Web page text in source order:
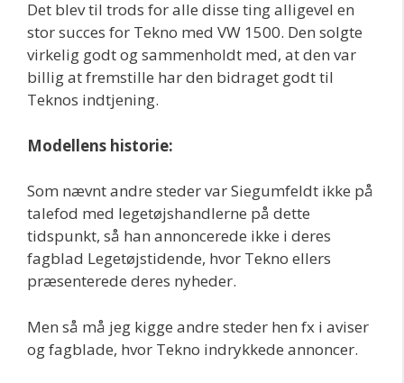
Det blev til trods for alle disse ting alligevel en
stor succes for Tekno med VW 1500. Den solgte
virkelig godt og sammenholdt med, at den var
billig at fremstille har den bidraget godt til
Teknos indtjening.
Modellens historie:
Som nævnt andre steder var Siegumfeldt ikke på
talefod med legetøjshandlerne på dette
tidspunkt, så han annoncerede ikke i deres
fagblad Legetøjstidende, hvor Tekno ellers
præsenterede deres nyheder.
Men så må jeg kigge andre steder hen fx i aviser
og fagblade, hvor Tekno indrykkede annoncer.